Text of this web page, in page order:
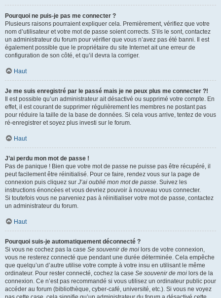
Pourquoi ne puis-je pas me connecter ?
Plusieurs raisons pourraient expliquer cela. Premièrement, vérifiez que votre
nom d’utilisateur et votre mot de passe soient corrects. S’ils le sont, contactez
un administrateur du forum pour vérifier que vous n’avez pas été banni. Il est
également possible que le propriétaire du site Internet ait une erreur de
configuration de son côté, et qu’il devra la corriger.
Haut
Je me suis enregistré par le passé mais je ne peux plus me connecter ?!
Il est possible qu’un administrateur ait désactivé ou supprimé votre compte. En
effet, il est courant de supprimer régulièrement les membres ne postant pas
pour réduire la taille de la base de données. Si cela vous arrive, tentez de vous
ré-enregistrer et soyez plus investi sur le forum.
Haut
J’ai perdu mon mot de passe !
Pas de panique ! Bien que votre mot de passe ne puisse pas être récupéré, il
peut facilement être réinitialisé. Pour ce faire, rendez vous sur la page de
connexion puis cliquez sur J’ai oublié mon mot de passe. Suivez les
instructions énoncées et vous devriez pouvoir à nouveau vous connecter.
Si toutefois vous ne parveniez pas à réinitialiser votre mot de passe, contactez
un administrateur du forum.
Haut
Pourquoi suis-je automatiquement déconnecté ?
Si vous ne cochez pas la case Se souvenir de moi lors de votre connexion,
vous ne resterez connecté que pendant une durée déterminée. Cela empêche
que quelqu’un d’autre utilise votre compte à votre insu en utilisant le même
ordinateur. Pour rester connecté, cochez la case Se souvenir de moi lors de la
connexion. Ce n’est pas recommandé si vous utilisez un ordinateur public pour
accéder au forum (bibliothèque, cyber-café, université, etc.). Si vous ne voyez